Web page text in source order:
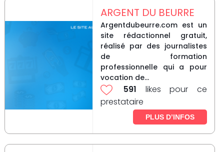
ARGENT DU BEURRE
Argentdubeurre.com est un
site rédactionnel gratuit,
réalisé par des journalistes
de formation
professionnelle qui a pour
vocation de...
591 likes pour ce
prestataire
PLUS D’INFOS